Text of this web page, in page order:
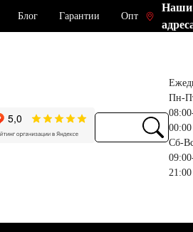
Блог Гарантии Опт
Наши
Пн-
00:00
Сб-
21:00